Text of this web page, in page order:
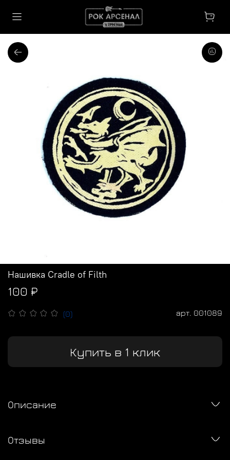
(0) арт. 001089
Нашивка Cradle of Filth
100 ₽
Купить в 1 клик
Описание
Отзывы